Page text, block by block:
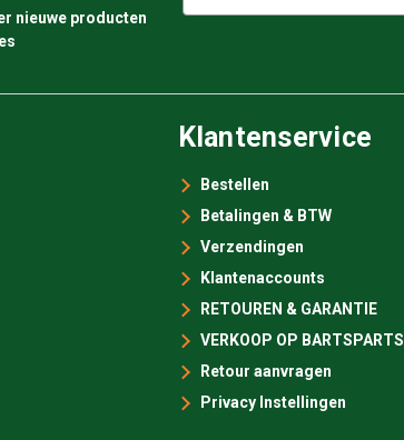
nieuwe producten
Klantenservice
Bestellen
Betalingen & BTW
Verzendingen
Klantenaccounts
RETOUREN & GARANTIE
VERKOOP OP BARTSPARTS
Retour aanvragen
Privacy Instellingen